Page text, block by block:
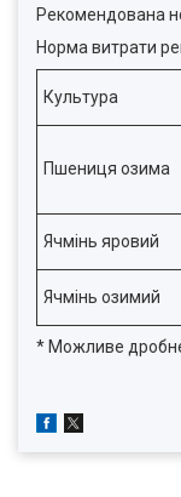
Рекомендована
Норма витрати
Культура
Пшениця озима
Ячмінь яровий
Ячмінь озимий
* Можливе